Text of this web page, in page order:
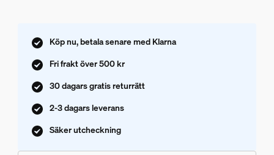
Köp nu, betala senare med Klarna
Fri frakt över 500 kr
30 dagars gratis returrätt
2-3 dagars leverans
Säker utcheckning